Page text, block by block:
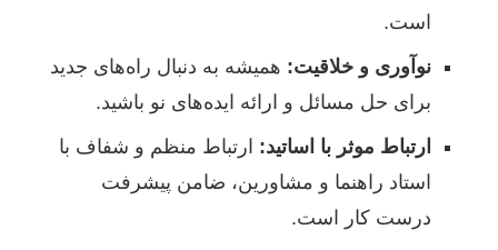
است.
نوآوری و خلاقیت: همیشه به دنبال راه‌های جدید
برای حل مسائل و ارائه ایده‌های نو باشید.
ارتباط موثر با اساتید: ارتباط منظم و شفاف با
استاد راهنما و مشاورین، ضامن پیشرفت
درست کار است.